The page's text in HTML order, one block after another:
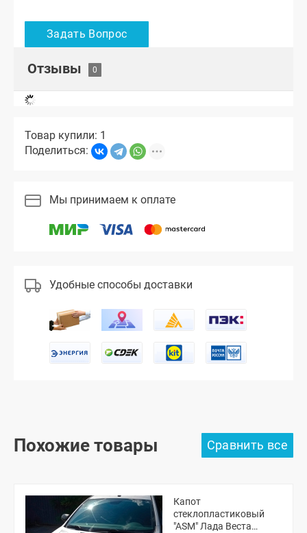
Отзывы
Товар купили: 1
Поделиться:
Мы принимаем к оплате
Удобные способы доставки
Похожие товары
Капот
стеклопластиковый
"ASM" Лада Веста